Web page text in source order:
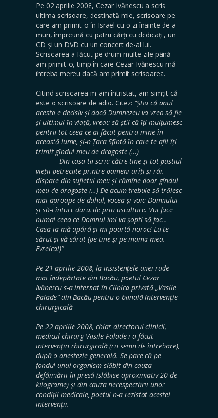
Pe 02 aprilie 2008, Cezar Ivănescu a scris
ultima scrisoare, destinată mie, scrisoare pe
care am primit-o în Israel cu o zi înainte de a
muri, împreună cu patru cărți cu dedicații, un
CD și un DVD cu un concert de-al lui.
Scrisoarea a făcut pe drum multe zile până
am primit-o, timp în care Cezar Ivănescu mă
întreba mereu dacă am primit scrisoarea.
Citind scrisoarea m-am întristat, am simțit că
este o scrisoare de adio. Citez: ”Știu că anul
acesta e decisiv și dacă Dumnezeu va vrea să fie
și ultimul în viață, vreau să știi că îți mulțumesc
pentru tot ceea ce ai făcut pentru mine în
această lume, și-n Țara Sfîntă în care te afli îți
trimit gîndul meu de dragoste (…)
Din casa ta scriu către tine și tot pustiul
vieții petrecute printre oameni urîți și răi,
dispare din sufletul meu și rămîne doar gîndul
meu de dragoste (…) De acum trebuie să trăiesc
mai aproape de duhul, vocea și voia Domnului
și să-i întorc darurile prin ascultare. Voi face
numai ceea ce Domnul îmi va șopti să fac…
Casa ta mă apără și-mi poartă noroc! Eu te
sărut și vă sărut (pe tine și pe mama mea,
Evreica!)”
Pe 21 aprilie 2008, la insistenţele unei rude
mai îndepărtate din Bacău, poetul Cezar
Ivănescu s-a internat în Clinica privată „Vasile
Palade” din Bacău pentru o banală intervenţie
chirurgicală.
Pe 22 aprilie 2008, chiar directorul clinicii,
medicul chirurg Vasile Palade i-a făcut
intervenţia chirurgicală (cu semn de întrebare),
după o anestezie generală. Se pare că pe
fondul unui organism slăbit din cauza
defăimării în presă (slăbise aproximativ 20 de
kilograme) şi din cauza nerespectării unor
condiţii medicale, poetul n-a rezistat acestei
intervenţii.